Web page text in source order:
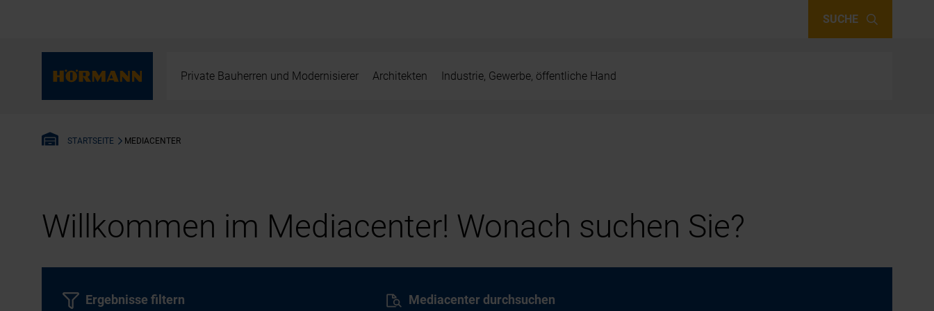
SUCHE
Private Bauherren und Modernisierer Architekten Industrie, Gewerbe, öffentliche Hand
STARTSEITE MEDIACENTER
Willkommen im Mediacenter! Wonach suchen Sie?
Mediacenter durchsuchen
Ergebnisse filtern